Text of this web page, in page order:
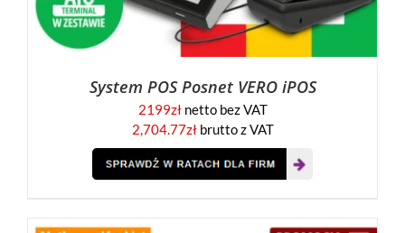
System POS Posnet VERO iPOS
2199złnetto bez VAT
2,704.77złbrutto z VAT